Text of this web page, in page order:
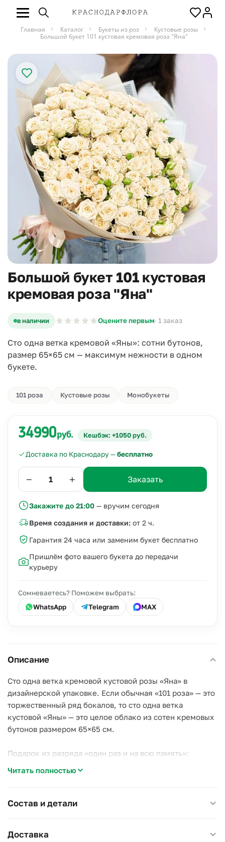
Главная Каталог Букеты из роз
Кустовые розы
Большой букет 101 кустовая кремовая роза "Яна"
Большой букет 101 кустовая
кремовая роза "Яна"
в наличии Оцените первым· 1 заказ
Сто одна ветка кремовой «Яны»: сотни бутонов,
размер 65×65 см — максимум нежности в одном
букете.
101 роза Кустовые розы Монобукеты
34990руб. Кешбэк: +1050 руб.
Доставка по Краснодару —бесплатно
− + Заказать
Закажите до 21:00 — вручим сегодня
Время создания и доставки: от 2 ч.
Гарантия 24 часа или заменим букет бесплатно
Пришлём фото вашего букета до передачи
курьеру
Сомневаетесь? Поможем выбрать:
WhatsApp
Telegram MAX
Описание
Сто одна ветка кремовой кустовой розы «Яна» в
дизайнерской упаковке. Если обычная «101 роза» — это
торжественный ряд бокалов, то сто одна ветка
кустовой «Яны» — это целое облако из сотен кремовых
бутонов размером 65×65 см.
Подарок из разряда «один раз и на всю память»:
Дома букет стоит разделить на несколько ваз: так
Читать полностью
Состав и детали
Доставка